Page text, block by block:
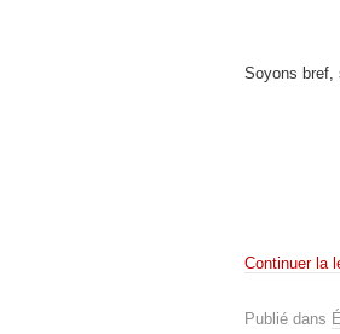
Soyons bref,
Continuer la
Publié dans